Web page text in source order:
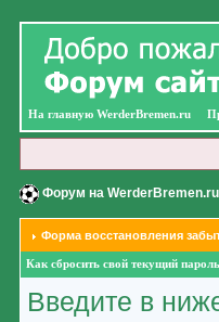
На главную WerderBremen.ru
Форум на WerderBremen.ru
Форма восстановления
Как сбросить свой текущий пароль
Введите в